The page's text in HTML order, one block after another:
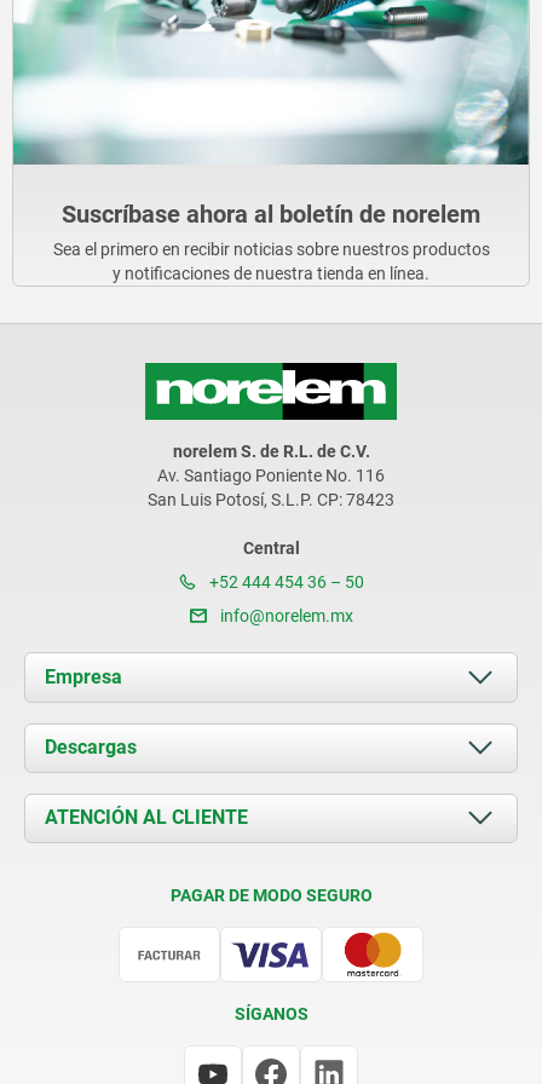
Suscríbase ahora al boletín de norelem
Sea el primero en recibir noticias sobre nuestros productos
y notificaciones de nuestra tienda en línea.
norelem S. de R.L. de C.V.
Av. Santiago Poniente No. 116
San Luis Potosí, S.L.P. CP: 78423
Central
+52 444 454 36 – 50
info@norelem.mx
Empresa
Acerca de nosotros
Novedades
Contacto
Descargas
Documents
ATENCIÓN AL CLIENTE
PAGAR DE MODO SEGURO
SÍGANOS